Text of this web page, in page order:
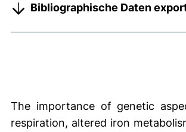
Bibliographische Daten
The importance of genetic
respiration, altered iron